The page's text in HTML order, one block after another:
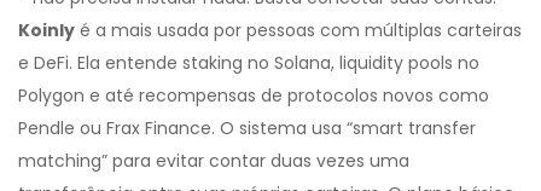
Koinly é a mais usada por pessoas com múltiplas carteiras
e DeFi. Ela entende staking no Solana, liquidity pools no
Polygon e até recompensas de protocolos novos como
Pendle ou Frax Finance. O sistema usa “smart transfer
matching” para evitar contar duas vezes uma